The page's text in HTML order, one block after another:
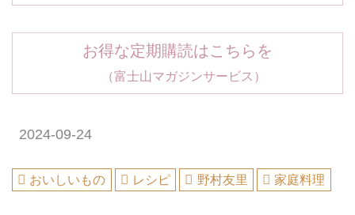
お得な定期購読はこちらを
（富士山マガジンサービス）
2024-09-24
おいしいもの レシピ 野村友里 家庭料理